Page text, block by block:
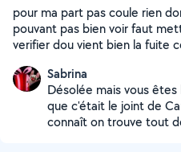
pour ma part pas coule rien
pouvant pas bien voir faut
verifier dou vient bien la fuite
Sabrina
Désolée mais vous
que c'était le joint de
connaît on trouve tout